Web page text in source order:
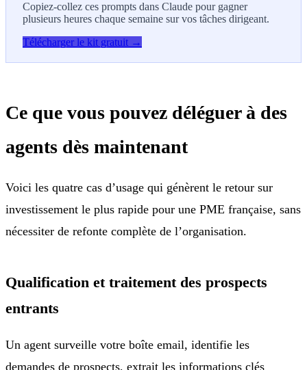
Copiez-collez ces prompts dans Claude pour gagner
plusieurs heures chaque semaine sur vos tâches dirigeant.
Télécharger le kit gratuit →
Ce que vous pouvez déléguer à des
agents dès maintenant
Voici les quatre cas d’usage qui génèrent le retour sur
investissement le plus rapide pour une PME française, sans
nécessiter de refonte complète de l’organisation.
Qualification et traitement des prospects
entrants
Un agent surveille votre boîte email, identifie les
demandes de prospects, extrait les informations clés